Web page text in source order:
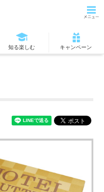
知る楽しむ キャンペーン